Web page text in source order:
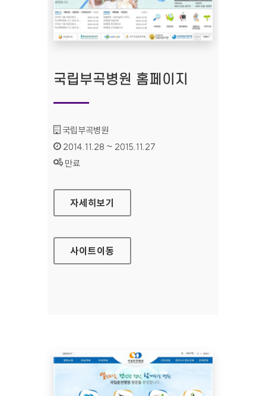
국립부곡병원 홈페이지
기관명 :
국립부곡병원
인증기간 :
2014.11.28 ~ 2015.11.27
상태 :
만료
국립부곡병원 홈페이지
자세히보기
사이트이동